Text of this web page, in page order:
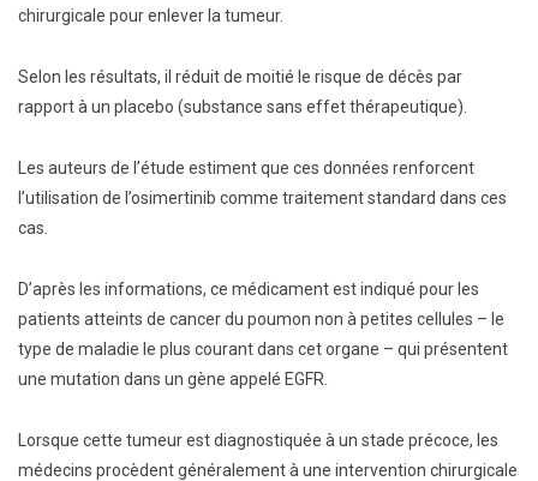
chirurgicale pour enlever la tumeur.
Selon les résultats, il réduit de moitié le risque de décès par
rapport à un placebo (substance sans effet thérapeutique).
Les auteurs de l’étude estiment que ces données renforcent
l’utilisation de l’osimertinib comme traitement standard dans ces
cas.
D’après les informations, ce médicament est indiqué pour les
patients atteints de cancer du poumon non à petites cellules – le
type de maladie le plus courant dans cet organe – qui présentent
une mutation dans un gène appelé EGFR.
Lorsque cette tumeur est diagnostiquée à un stade précoce, les
médecins procèdent généralement à une intervention chirurgicale